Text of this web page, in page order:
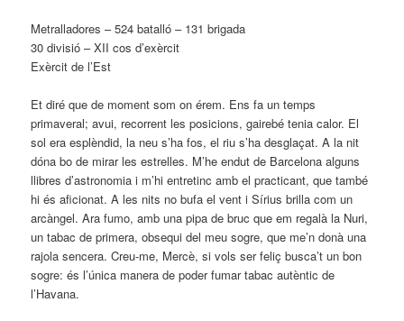
Metralladores – 524 batalló – 131 brigada
30 divisió – XII cos d’exèrcit
Exèrcit de l’Est
Et diré que de moment som on érem. Ens fa un temps
primaveral; avui, recorrent les posicions, gairebé tenia calor. El
sol era esplèndid, la neu s’ha fos, el riu s’ha desglaçat. A la nit
dóna bo de mirar les estrelles. M’he endut de Barcelona alguns
llibres d’astronomia i m’hi entretinc amb el practicant, que també
hi és aficionat. A les nits no bufa el vent i Sírius brilla com un
arcàngel. Ara fumo, amb una pipa de bruc que em regalà la Nuri,
un tabac de primera, obsequi del meu sogre, que me’n donà una
rajola sencera. Creu-me, Mercè, si vols ser feliç busca’t un bon
sogre: és l’única manera de poder fumar tabac autèntic de
l’Havana.